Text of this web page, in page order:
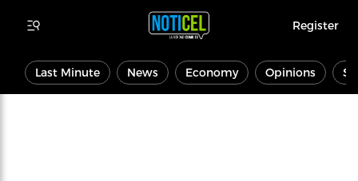
Register
Last Minute News Economy Opinions